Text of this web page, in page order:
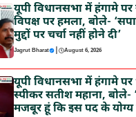
यूपी विधानसभा में हंगामे पर
विपक्ष पर हमला, बोले-
मुद्दों पर चर्चा नहीं होने दी’
Jagrut Bharat | August 6, 2026
यूपी विधानसभा में हंगामे
स्पीकर सतीश महाना, बोले-
मजबूर हूं कि इस पद के योग्य